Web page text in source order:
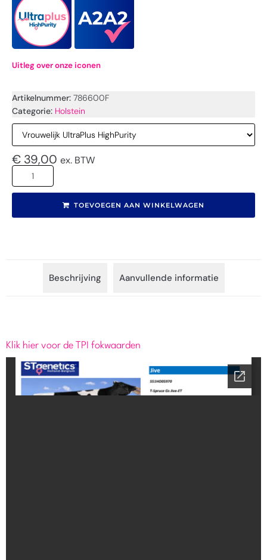
Uitleg over onze iconen
Artikelnummer: 786600F
Categorie: Holstein
€ 39,00 ex. BTW
TOEVOEGEN AAN WINKELWAGEN
Beschrijving Aanvullende informatie
Klik hier voor de TPI fokwaarden